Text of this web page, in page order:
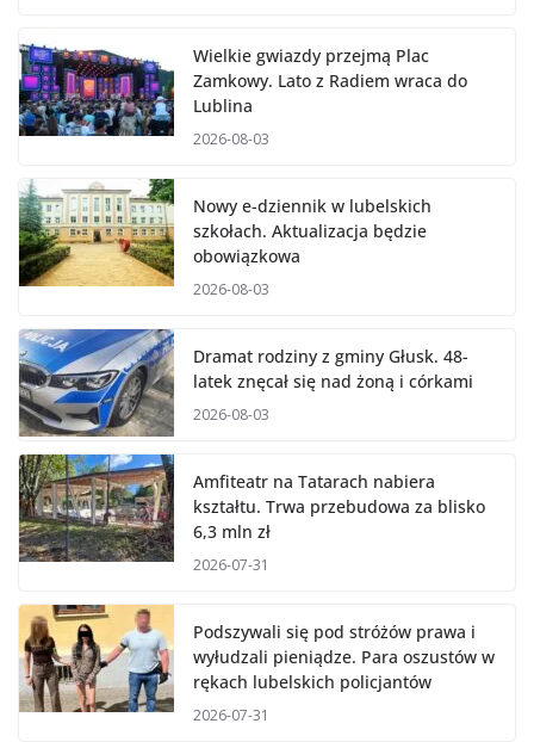
Wielkie gwiazdy przejmą Plac
Zamkowy. Lato z Radiem wraca do
Lublina
2026-08-03
Nowy e-dziennik w lubelskich
szkołach. Aktualizacja będzie
obowiązkowa
2026-08-03
Dramat rodziny z gminy Głusk. 48-
latek znęcał się nad żoną i córkami
2026-08-03
Amfiteatr na Tatarach nabiera
kształtu. Trwa przebudowa za blisko
6,3 mln zł
2026-07-31
Podszywali się pod stróżów prawa i
wyłudzali pieniądze. Para oszustów w
rękach lubelskich policjantów
2026-07-31